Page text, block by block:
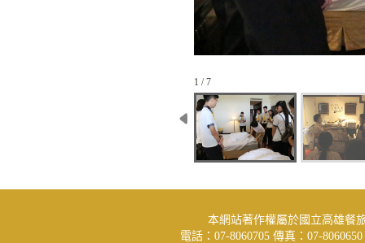
1 / 7
本網站著作權屬於國立高雄餐
電話：07-8060705 傳真：07-